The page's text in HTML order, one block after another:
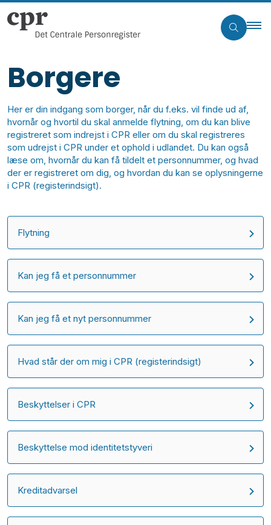
Borgere
Her er din indgang som borger, når du f.eks. vil finde ud af,
hvornår og hvortil du skal anmelde flytning, om du kan blive
registreret som indrejst i CPR eller om du skal registreres
som udrejst i CPR under et ophold i udlandet. Du kan også
læse om, hvornår du kan få tildelt et personnummer, og hvad
der er registreret om dig, og hvordan du kan se oplysningerne
i CPR (registerindsigt).
Flytning
Kan jeg få et personnummer
Kan jeg få et nyt personnummer
Hvad står der om mig i CPR (registerindsigt)
Beskyttelser i CPR
Beskyttelse mod identitetstyveri
Kreditadvarsel